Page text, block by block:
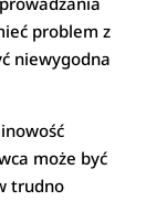
problem z
niewygodna
może być
trudno